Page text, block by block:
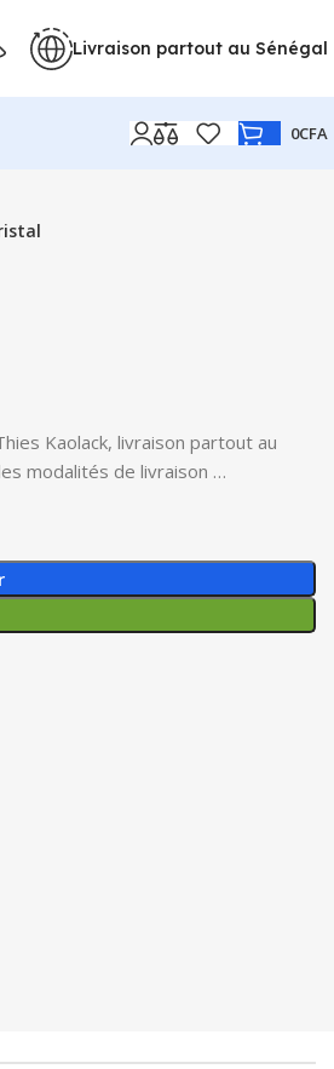
Livraison partout au Sénégal
0CFA
Kaolack, livraison partout au
modalités de livraison …